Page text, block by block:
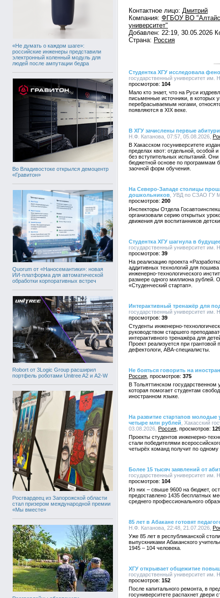
«Не думать о каждом шаге»:
российские инженеры представили
электронный коленный модуль для
людей после ампутации бедра
Во Владивостоке открылся демоцентр
«Гравитон»
Quorum от «Наносемантики»: новая
ИИ-платформа для автоматической
обработки корпоративных встреч
Robort от 3Logic Group расширил
портфель роботами Unitree A2 и A2-W
Росгвардеец из Запорожской области
стал призером международной премии
«Мы вместе»
Контактное лицо: Дмитрий
Компания: ФГБОУ ВО
университет"
Добавлен: 22:19, 30.05.2026
Страна: Россия
Студентка ХГУ исследовала
государственный университет им.
104
Мало кто знает, что на Руси
письменные источники, в которых
перебрасываемым ногами,
появляются в XIX веке.
В ХГУ зачислены первые
Н.Ф. Катанова, 07:57, 05.08.2026,
В Хакасском госуниверситете
пределах квот: отдельной, особой
без вступительных испытаний.
бюджетной основе по программам
заочной форм обучения.
На Северо-Западе столицы
дошкольников , УВД по СЗАО ГУ
200
Инспекторы Отдела
организовали серию открытых
движения для воспитанников
Студентка ХГУ шагнула в
государственный университет им.
39
На реализацию проекта
аддитивных технологий для
инженерно-технологического
размере одного миллиона рублей.
«Студенческий стартап».
Интерактивный тренажёр для
государственный университет им.
39
Студенты инженерно-
руководством старшего
интерактивного тренажёра для
Проект реализуется при грантовой
дефектологи, АВА-специалисты.
Не бояться говорить на
Россия
375
В Тольяттинском государственном
которая помогает студентам
иностранном языке.
На развитие стартапов
четыре млн рублей , Хакасский
03.08.2026, Россия
Проекты студентов инженерно-
стали победителями
четырёх команд получит по
Более 15 тысяч заявлений от
государственный университет им.
104
Из них – свыше 9600 на бюджет,
предоставлено 1435 бесплатных
среднего профессионального
85 лет в Абакане готовят
Н.Ф. Катанова, 22:48, 21.07.2026,
Уже 85 лет в республиканской
выпускниками Абаканского
1945 – 104 человека.
ХГУ открывает общежитие
государственный университет им.
152
После капитального ремонта, в
госуниверситете распахнет